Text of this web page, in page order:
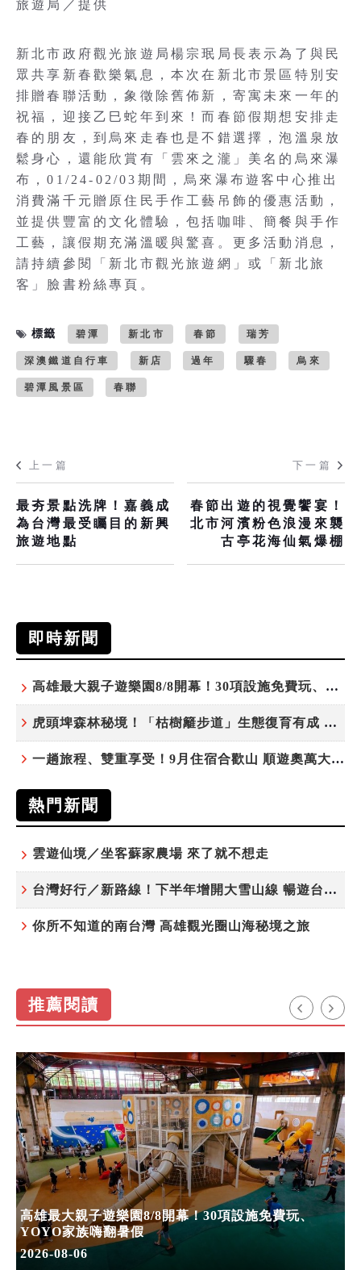
旅遊局／提供
新北市政府觀光旅遊局楊宗珉局長表示為了與民
眾共享新春歡樂氣息，本次在新北市景區特別安
排贈春聯活動，象徵除舊佈新，寄寓未來一年的
祝福，迎接乙巳蛇年到來！而春節假期想安排走
春的朋友，到烏來走春也是不錯選擇，泡溫泉放
鬆身心，還能欣賞有「雲來之瀧」美名的烏來瀑
布，01/24-02/03期間，烏來瀑布遊客中心推出
消費滿千元贈原住民手作工藝吊飾的優惠活動，
並提供豐富的文化體驗，包括咖啡、簡餐與手作
工藝，讓假期充滿溫暖與驚喜。更多活動消息，
請持續參閱「新北市觀光旅遊網」或「新北旅
客」臉書粉絲專頁。
標籤 碧潭 新北市 春節 瑞芳
深澳鐵道自行車 新店 過年 驟春 烏來
碧潭風景區 春聯
上一篇
最夯景點洗牌！嘉義成
為台灣最受矚目的新興
旅遊地點
下一篇
春節出遊的視覺饗宴！
北市河濱粉色浪漫來襲
古亭花海仙氣爆棚
即時新聞
高雄最大親子遊樂園8/8開幕！30項設施免費玩、YOYO家族嗨翻暑假
虎頭埤森林秘境！「枯樹籬步道」生態復育有成 走進大自然生命教室
一趟旅程、雙重享受！9月住宿合歡山 順遊奧萬大10元優惠入園
熱門新聞
雲遊仙境／坐客蘇家農場 來了就不想走
台灣好行／新路線！下半年增開大雪山線 暢遊台中更便利
你所不知道的南台灣 高雄觀光圈山海秘境之旅
推薦閱讀
高雄最大親子遊樂園8/8開幕！30項設施免費玩、
YOYO家族嗨翻暑假
2026-08-06